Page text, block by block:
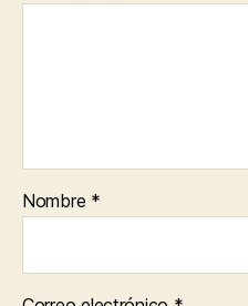
Nombre *